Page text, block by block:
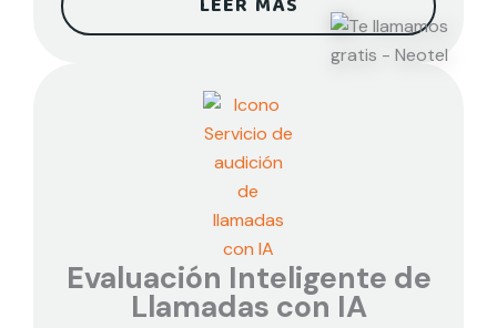
Evaluación Inteligente de
Llamadas con IA